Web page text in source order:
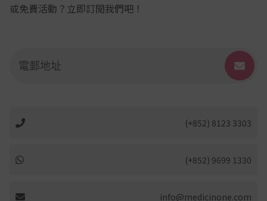
或免費活動？立即訂閲我們吧！
(+852) 8123 3303
(+852) 9699 1330
info@medicinone.com